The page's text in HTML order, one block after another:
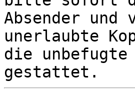
Absender
unerlaubte
die